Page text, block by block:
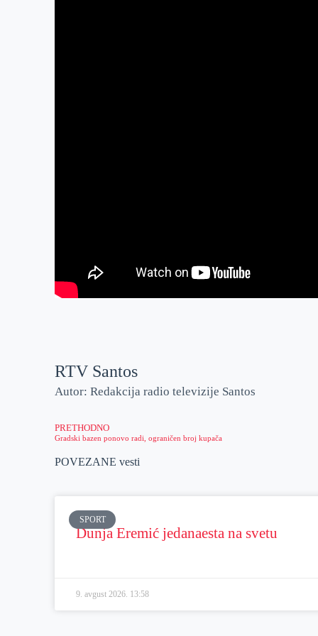
RTV Santos
Autor: Redakcija radio televizije Santos
PRETHODNO
Gradski bazen ponovo radi, ograničen broj kupača
POVEZANE vesti
SPORT
Dunja Eremić jedanaesta na svetu
9. avgust 2026. 13:58